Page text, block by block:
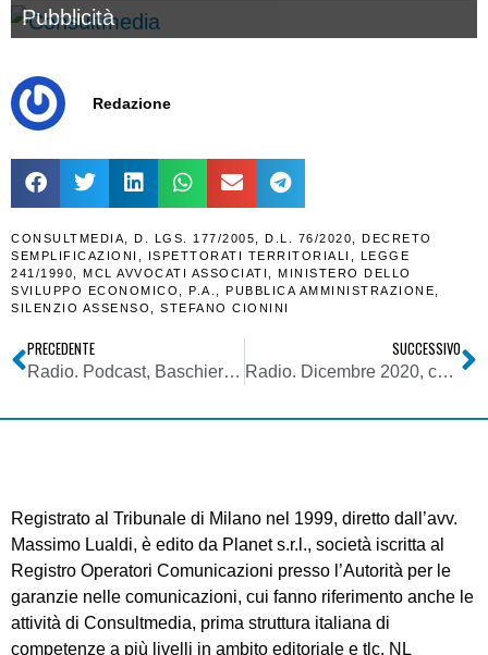
Pubblicità
Redazione
CONSULTMEDIA D. LGS. 177/2005 D.L. 76/2020
DECRETO
SEMPLIFICAZIONI
ISPETTORATI TERRITORIALI
LEGGE
241/1990
MCL AVVOCATI ASSOCIATI
MINISTERO DELLO
SVILUPPO ECONOMICO
P.A. PUBBLICA AMMINISTRAZIONE
SILENZIO ASSENSO
STEFANO CIONINI
PRECEDENTE
Radio. Podcast, Baschieri (Voxnest): la Radio non ha capito le potenzialità del podcast. Propone solo musica, invece di contenuti giornalistici
SUCCESSIVO
Radio. Dicembre 2020, conferma tendenza registrata da RAI: si sposta in media di 7 punti l’ascolto da mobile a fisso e aumenta di oltre 5 quello IP assoluto
Registrato al Tribunale di Milano nel 1999, diretto dall’avv.
Massimo Lualdi, è edito da Planet s.r.l., società iscritta al
Registro Operatori Comunicazioni presso l’Autorità per le
garanzie nelle comunicazioni, cui fanno riferimento anche le
attività di Consultmedia, prima struttura italiana di
competenze a più livelli in ambito editoriale e tlc. NL